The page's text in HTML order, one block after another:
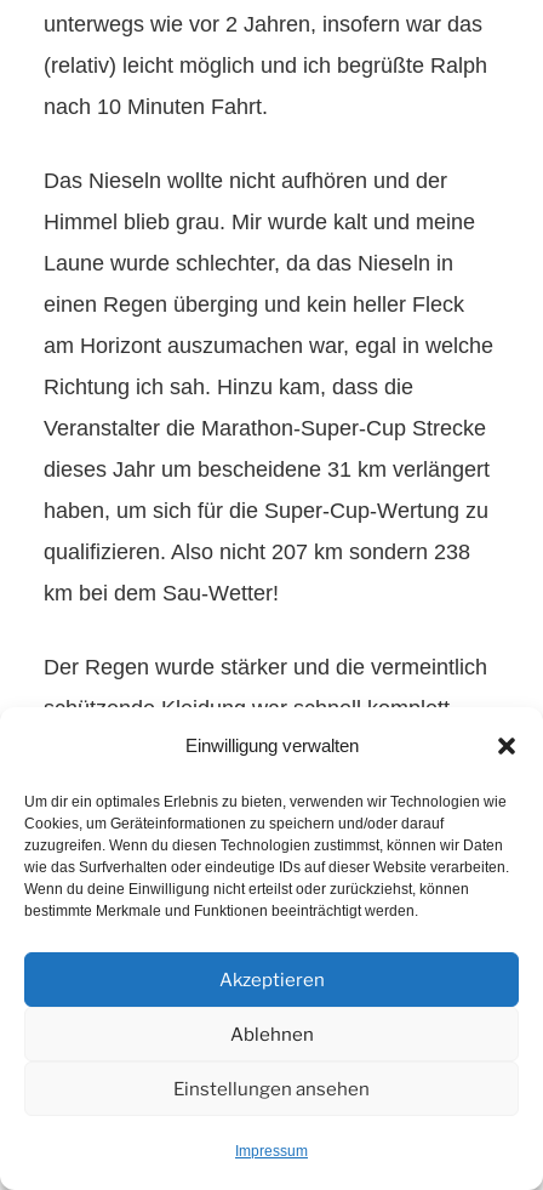
Einwilligung verwalten
Um dir ein optimales Erlebnis zu bieten, verwenden wir Technologien wie
Cookies, um Geräteinformationen zu speichern und/oder darauf
zuzugreifen. Wenn du diesen Technologien zustimmst, können wir Daten
wie das Surfverhalten oder eindeutige IDs auf dieser Website verarbeiten.
Wenn du deine Einwilligung nicht erteilst oder zurückziehst, können
bestimmte Merkmale und Funktionen beeinträchtigt werden.
Akzeptieren
Ablehnen
Einstellungen ansehen
Impressum
unterwegs wie vor 2 Jahren, insofern war das
(relativ) leicht möglich und ich begrüßte Ralph
nach 10 Minuten Fahrt.
Das Nieseln wollte nicht aufhören und der
Himmel blieb grau. Mir wurde kalt und meine
Laune wurde schlechter, da das Nieseln in
einen Regen überging und kein heller Fleck
am Horizont auszumachen war, egal in welche
Richtung ich sah. Hinzu kam, dass die
Veranstalter die Marathon-Super-Cup Strecke
dieses Jahr um bescheidene 31 km verlängert
haben, um sich für die Super-Cup-Wertung zu
qualifizieren. Also nicht 207 km sondern 238
km bei dem Sau-Wetter!
Der Regen wurde stärker und die vermeintlich
schützende Kleidung war schnell komplett
durchgenässt. Die Schuhe standen unter
Wasser und jedes Mal wenn ich in den
Wiegetritt ging spürte man wie das Wasser aus
den Sohlen gepresst wurde. Dann kam der
Abzweig zur kurzen Runde und ich blieb auf
dem Track für die Lange, wie die Meisten
meiner Gruppe. Ich meinte nur „Dann fahre ich
halt mit den Bekloppten“ Was einer mit „Jetzt
könnte man so schön zuhause auf der Couch
stärker und meine Laune schlechter. Auch der